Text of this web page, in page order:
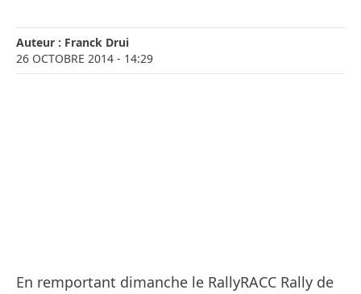
Auteur : Franck Drui
26 OCTOBRE 2014 - 14:29
En remportant dimanche le RallyRACC Rally de